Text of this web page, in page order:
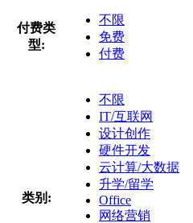
付费类
型:
不限
免费
付费
类别:
不限
IT/互联网
设计创作
硬件开发
云计算/大数据
升学/留学
Office
网络营销